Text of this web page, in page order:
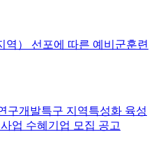
역） 선포에 따른 예비군훈련
구개발특구 지역특성화 육성
업 수혜기업 모집 공고